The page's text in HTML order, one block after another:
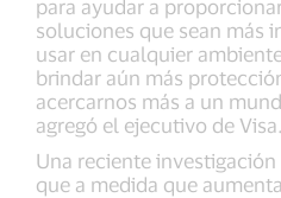
para ayudar a
soluciones que sean más
usar en cualquier
brindar aún más
acercarnos más a un
agregó el ejecutivo de Visa.
Una reciente
que a medida que